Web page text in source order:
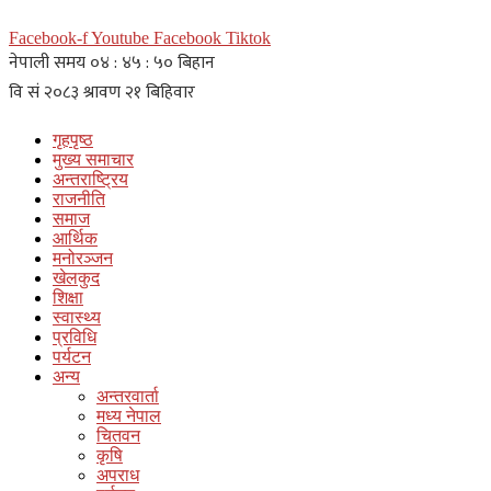
Facebook-fYoutube Facebook Tiktok
गृहपृष्ठ
मुख्य समाचार
अन्तराष्ट्रिय
राजनीति
समाज
आर्थिक
मनोरञ्जन
खेलकुद
शिक्षा
स्वास्थ्य
प्रविधि
पर्यटन
अन्य
अन्तरवार्ता
मध्य नेपाल
चितवन
कृषि
अपराध